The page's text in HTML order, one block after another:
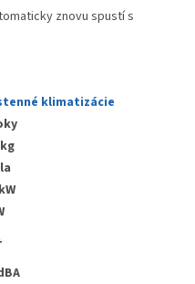
znovu spustí s
klimatizácie